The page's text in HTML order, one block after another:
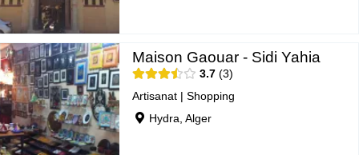
Maison Gaouar - Sidi Yahia
3.7 3
Artisanat |Shopping
Hydra, Alger